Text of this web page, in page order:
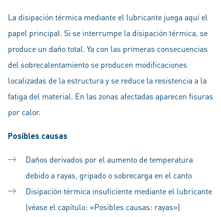
La disipación térmica mediante el lubricante juega aquí el
papel principal. Si se interrumpe la disipación térmica, se
produce un daño total. Ya con las primeras consecuencias
del sobrecalentamiento se producen modificaciones
localizadas de la estructura y se reduce la resistencia a la
fatiga del material. En las zonas afectadas aparecen fisuras
por calor.
Posibles causas
Daños derivados por el aumento de temperatura
debido a rayas, gripado o sobrecarga en el canto
Disipación térmica insuficiente mediante el lubricante
(véase el capítulo: «Posibles causas: rayas»)